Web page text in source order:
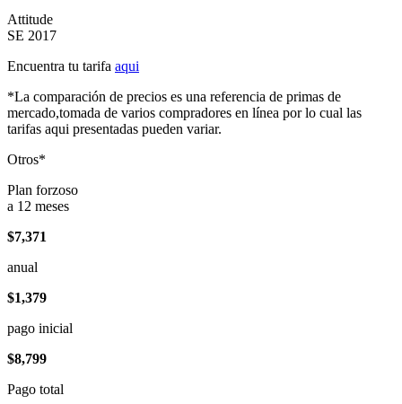
Attitude
SE 2017
Encuentra tu tarifa aqui
*La comparación de precios es una referencia de primas de
mercado,tomada de varios compradores en línea por lo cual las
tarifas aqui presentadas pueden variar.
Otros*
Plan forzoso
a 12 meses
$7,371
anual
$1,379
pago inicial
$8,799
Pago total